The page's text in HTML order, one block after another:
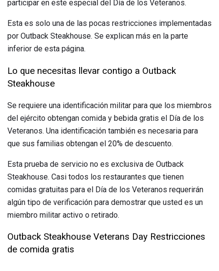
participar en este especial del Día de los Veteranos.
Esta es solo una de las pocas restricciones implementadas
por Outback Steakhouse. Se explican más en la parte
inferior de esta página.
Lo que necesitas llevar contigo a Outback
Steakhouse
Se requiere una identificación militar para que los miembros
del ejército obtengan comida y bebida gratis el Día de los
Veteranos. Una identificación también es necesaria para
que sus familias obtengan el 20% de descuento.
Esta prueba de servicio no es exclusiva de Outback
Steakhouse. Casi todos los restaurantes que tienen
comidas gratuitas para el Día de los Veteranos requerirán
algún tipo de verificación para demostrar que usted es un
miembro militar activo o retirado.
Outback Steakhouse Veterans Day Restricciones
de comida gratis